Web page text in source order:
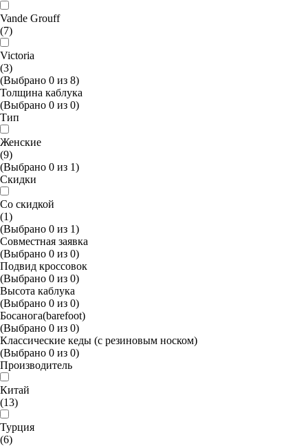
Vande Grouff
(7)
Victoria
(3)
(Выбрано 0 из 8)
Толщина каблука
(Выбрано 0 из 0)
Тип
Женские
(9)
(Выбрано 0 из 1)
Скидки
Со скидкой
(1)
(Выбрано 0 из 1)
Совместная заявка
(Выбрано 0 из 0)
Подвид кроссовок
(Выбрано 0 из 0)
Высота каблука
(Выбрано 0 из 0)
Босанога(barefoot)
(Выбрано 0 из 0)
Классические кеды (с резиновым носком)
(Выбрано 0 из 0)
Производитель
Китай
(13)
Турция
(6)